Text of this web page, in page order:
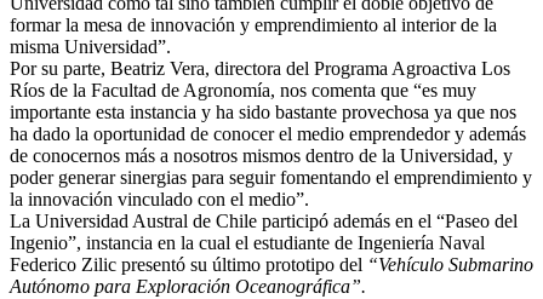
formar la mesa de innovación y emprendimiento al interior de la
misma Universidad”.
Por su parte, Beatriz Vera, directora del Programa Agroactiva Los
Ríos de la Facultad de Agronomía, nos comenta que “es muy
importante esta instancia y ha sido bastante provechosa ya que nos
ha dado la oportunidad de conocer el medio emprendedor y además
de conocernos más a nosotros mismos dentro de la Universidad, y
poder generar sinergias para seguir fomentando el emprendimiento y
la innovación vinculado con el medio”.
La Universidad Austral de Chile participó además en el “Paseo del
Ingenio”, instancia en la cual el estudiante de Ingeniería Naval
Federico Zilic presentó su último prototipo del “Vehículo Submarino
Autónomo para Exploración Oceanográfica”.